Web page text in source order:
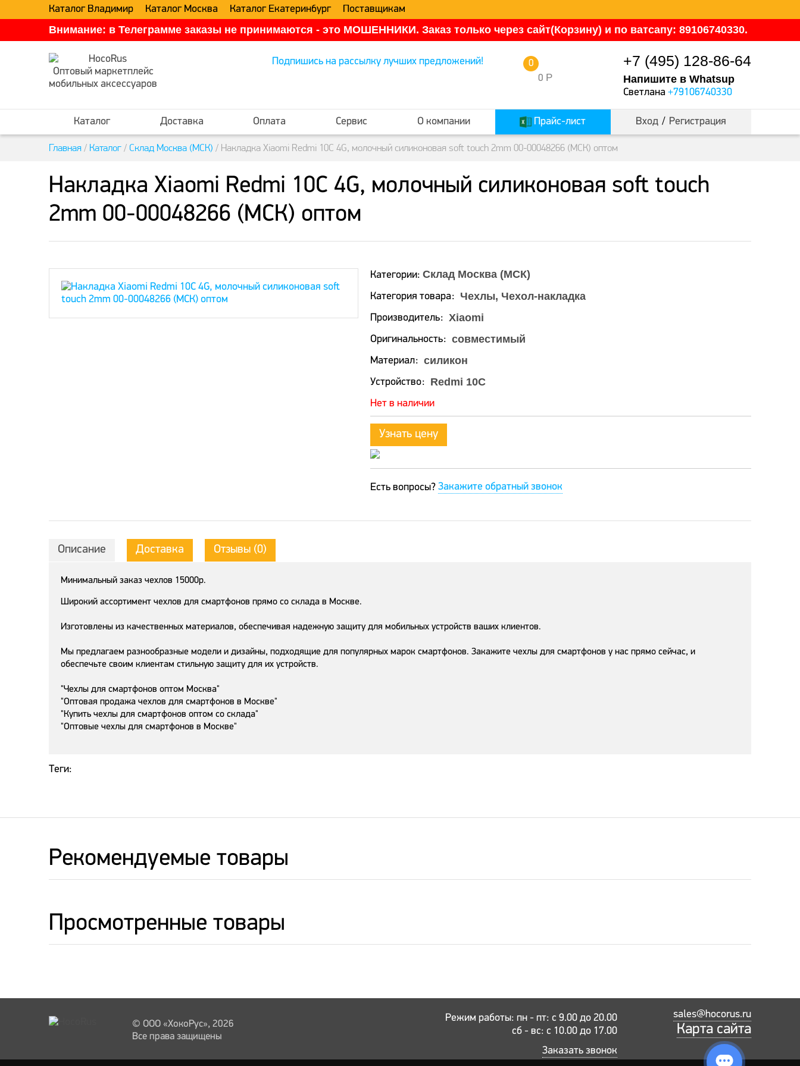
Каталог Владимир Каталог Москва Каталог Екатеринбург Поставщикам
Внимание: в Телеграмме заказы не принимаются - это МОШЕННИКИ. Заказ только через сайт(Корзину) и по ватсапу: 89106740330.
Оптовый маркетплейс
мобильных аксессуаров
Подпишись на рассылку лучших предложений!
0 Р
0 +7 (495) 128-86-64
Напишите в Whatsup
Светлана +79106740330
Каталог Доставка Оплата Сервис О компании Прайс-лист Вход / Регистрация
Главная / Каталог / Склад Москва (МСК) / Накладка Xiaomi Redmi 10C 4G, молочный силиконовая soft touch 2mm 00-00048266 (МСК) оптом
Накладка Xiaomi Redmi 10C 4G, молочный силиконовая soft touch
2mm 00-00048266 (МСК) оптом
Категории: Склад Москва (МСК)
Категория товара Чехлы, Чехол-накладка
Производитель Xiaomi
Оригинальность совместимый
Материал силикон
Устройство Redmi 10C
Нет в наличии
Узнать цену
Есть вопросы? Закажите обратный звонок
Описание Доставка Отзывы (0)
Минимальный заказ чехлов 15000р.
Широкий ассортимент чехлов для смартфонов прямо со склада в Москве.
Изготовлены из качественных материалов, обеспечивая надежную защиту для мобильных устройств ваших клиентов.
Мы предлагаем разнообразные модели и дизайны, подходящие для популярных марок смартфонов. Закажите чехлы для смартфонов у нас прямо сейчас, и
обеспечьте своим клиентам стильную защиту для их устройств.
"Чехлы для смартфонов оптом Москва"
"Оптовая продажа чехлов для смартфонов в Москве"
"Купить чехлы для смартфонов оптом со склада"
"Оптовые чехлы для смартфонов в Москве"
Теги:
Рекомендуемые товары
Просмотренные товары
© ООО «ХокоРус», 2026
Все права защищены
Режим работы: пн - пт: с 9.00 до 20.00
сб - вс: с 10.00 до 17.00
Заказать звонок
sales@hocorus.ru
Карта сайта